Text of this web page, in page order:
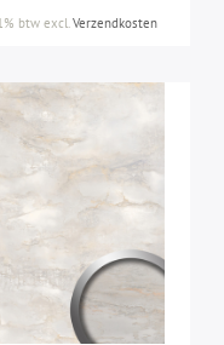
btw excl.Verzendkosten